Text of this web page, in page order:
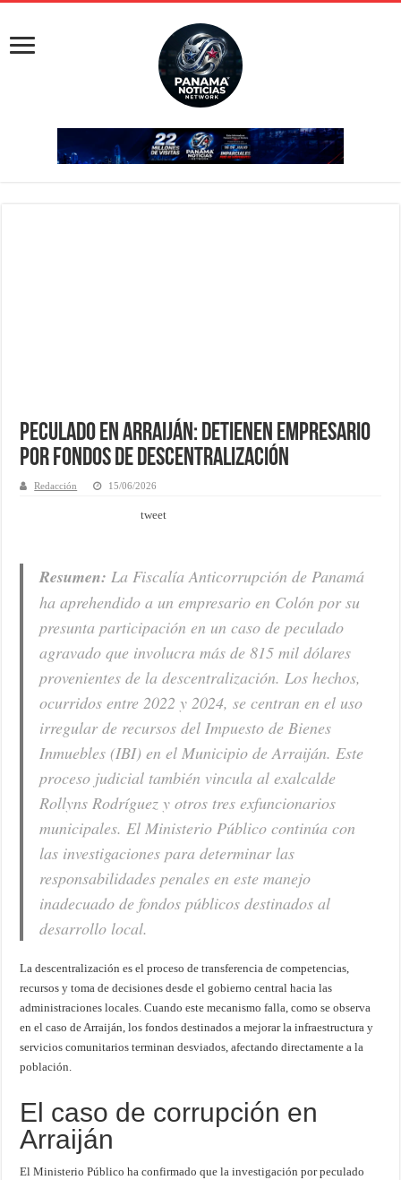
Peculado en Arraiján: Detienen empresario
por fondos de descentralización
Redacción 15/06/2026
tweet
Resumen: La Fiscalía Anticorrupción de Panamá
ha aprehendido a un empresario en Colón por su
presunta participación en un caso de peculado
agravado que involucra más de 815 mil dólares
provenientes de la descentralización. Los hechos,
ocurridos entre 2022 y 2024, se centran en el uso
irregular de recursos del Impuesto de Bienes
Inmuebles (IBI) en el Municipio de Arraiján. Este
proceso judicial también vincula al exalcalde
Rollyns Rodríguez y otros tres exfuncionarios
municipales. El Ministerio Público continúa con
las investigaciones para determinar las
responsabilidades penales en este manejo
inadecuado de fondos públicos destinados al
desarrollo local.
La descentralización es el proceso de transferencia de competencias,
recursos y toma de decisiones desde el gobierno central hacia las
administraciones locales. Cuando este mecanismo falla, como se observa
en el caso de Arraiján, los fondos destinados a mejorar la infraestructura y
servicios comunitarios terminan desviados, afectando directamente a la
población.
El caso de corrupción en
Arraiján
El Ministerio Público ha confirmado que la investigación por peculado